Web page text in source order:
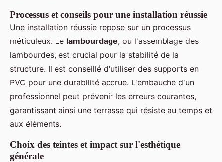
Processus et conseils pour une installation réussie
Une installation réussie repose sur un processus
méticuleux. Le lambourdage, ou l'assemblage des
lambourdes, est crucial pour la stabilité de la
structure. Il est conseillé d'utiliser des supports en
PVC pour une durabilité accrue. L'embauche d'un
professionnel peut prévenir les erreurs courantes,
garantissant ainsi une terrasse qui résiste au temps et
aux éléments.
Choix des teintes et impact sur l'esthétique
générale